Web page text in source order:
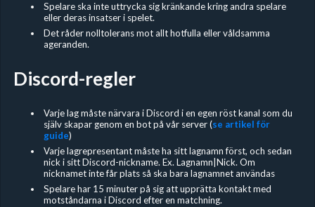
Spelare ska inte uttrycka sig kränkande kring andra spelare
eller deras insatser i spelet.
Det råder nolltolerans mot allt hotfulla eller våldsamma
ageranden.
Discord-regler
Varje lag måste närvara i Discord i en egen röst kanal som du
själv skapar genom en bot på vår server (se artikel för
guide)
Varje lagrepresentant måste ha sitt lagnamn först, och sedan
nick i sitt Discord-nickname. Ex. Lagnamn|Nick. Om
nicknamet inte får plats så ska bara lagnamnet användas
Spelare har 15 minuter på sig att upprätta kontakt med
motståndarna i Discord efter en matchning.